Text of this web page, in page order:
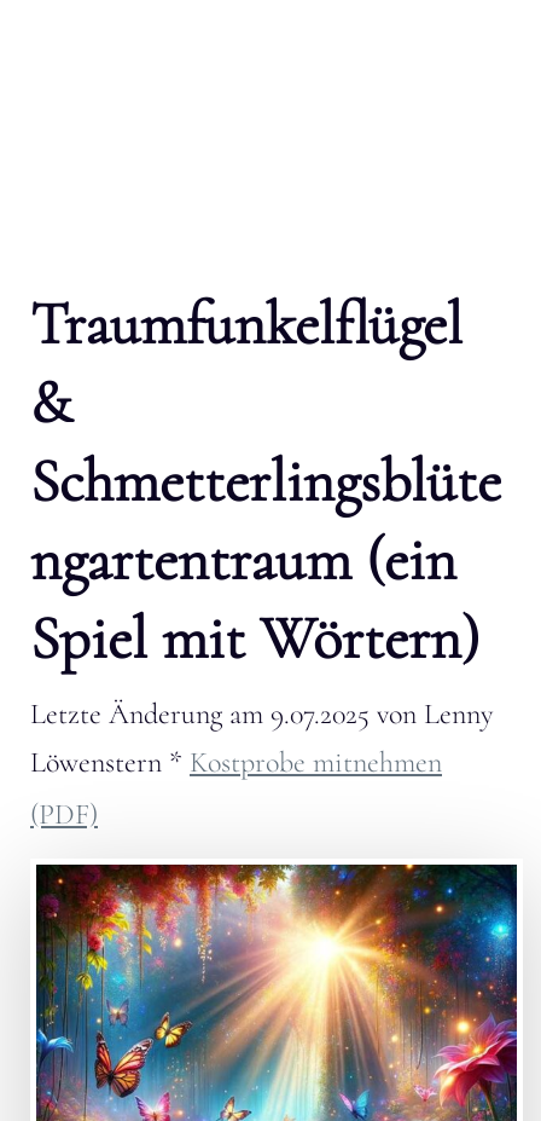
Traumfunkelflügel
&
Schmetterlingsblüte
ngartentraum (ein
Spiel mit Wörtern)
Letzte Änderung am 9.07.2025 von Lenny
Löwenstern * Kostprobe mitnehmen
(PDF)